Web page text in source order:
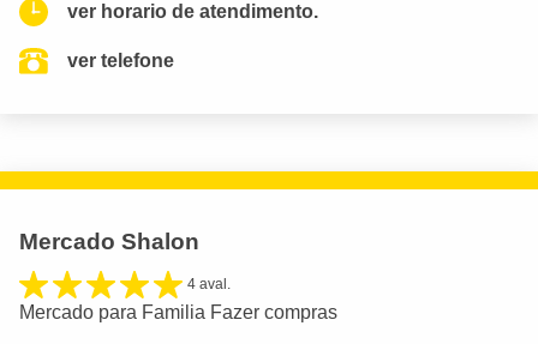
ver horario de atendimento.
ver telefone
Mercado Shalon
4 aval.
Mercado para Familia Fazer compras